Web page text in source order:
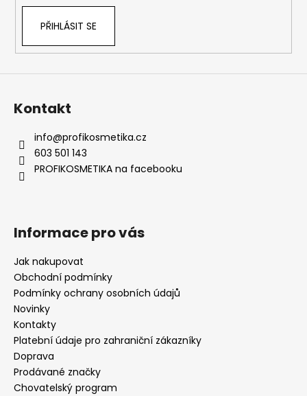
u
PŘIHLÁSIT SE
Kontakt
info@profikosmetika.cz
603 501 143
PROFIKOSMETIKA na facebooku
Informace pro vás
Jak nakupovat
Obchodní podmínky
Podmínky ochrany osobních údajů
Novinky
Kontakty
Platební údaje pro zahraniční zákazníky
Doprava
Prodávané značky
Chovatelský program